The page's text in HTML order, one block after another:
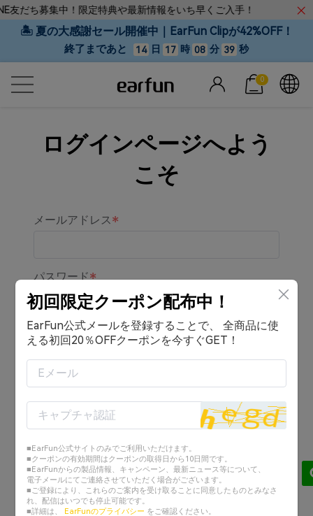
友だち募集中！限定特典や最新情報をいち早くご入手！
🏝 夏の大感謝セール開催中｜EarFun Clipが42%OFF！
終了まであと 14 日 17 時 08 分 39 秒
0
ログインページへよう
こそ
メールアドレス
パスワード
ログイン状態を保持する
ログイン
または
アカウントを作成する
Googleでログイン
Facebookでログイン
初回限定クーポン配布中！
EarFun公式メールを登録することで、 全商品に使
える初回20％OFFクーポンを今すぐGET！
■EarFun公式サイトのみでご利用いただけます。
■クーポンの有効期間はクーポンの取得日から10日間です。
■EarFunからの製品情報、キャンペーン、最新ニュース等について、
電子メールにてご連絡させていただく場合がございます。
■ご登録により、これらのご案内を受け取ることに同意したものとみなさ
れ、配信はいつでも停止可能です。
■詳細は、 EarFunのプライバシー をご確認ください。